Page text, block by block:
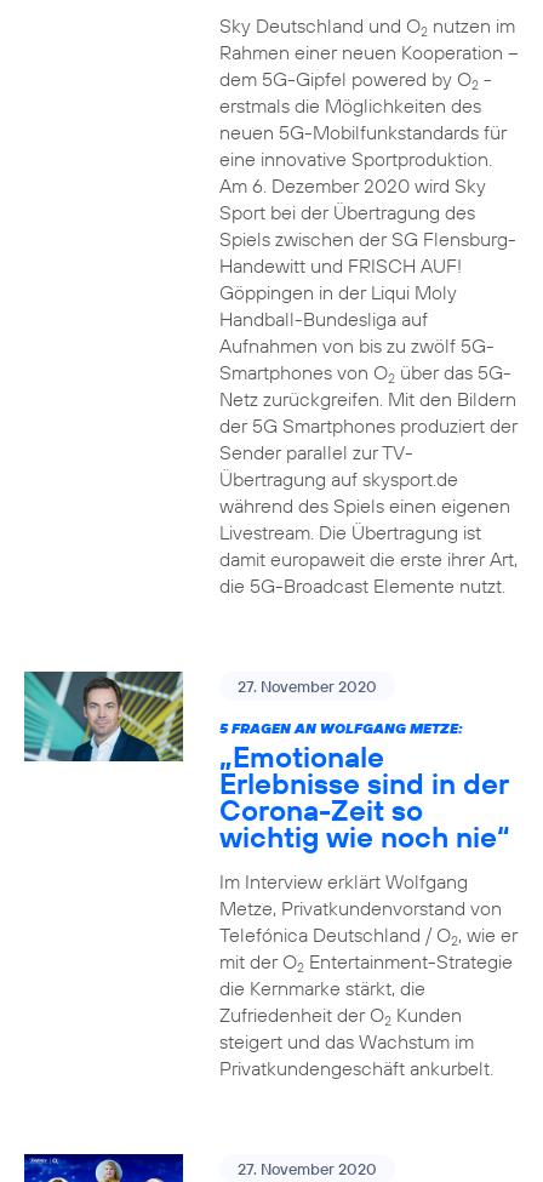
Sky Deutschland und O2nutzen im
Rahmen einer neuen Kooperation –
dem 5G-Gipfel powered by O2-
erstmals die Möglichkeiten des
neuen 5G-Mobilfunkstandards für
eine innovative Sportproduktion.
Am 6. Dezember 2020 wird Sky
Sport bei der Übertragung des
Spiels zwischen der SG Flensburg-
Handewitt und FRISCH AUF!
Göppingen in der Liqui Moly
Handball-Bundesliga auf
Aufnahmen von bis zu zwölf 5G-
Smartphones von O2über das 5G-
Netz zurückgreifen. Mit den Bildern
der 5G Smartphones produziert der
Sender parallel zur TV-
Übertragung auf skysport.de
während des Spiels einen eigenen
Livestream. Die Übertragung ist
damit europaweit die erste ihrer Art,
die 5G-Broadcast Elemente nutzt.
27. November 2020
5 FRAGEN AN WOLFGANG METZE:
„Emotionale
Erlebnisse sind in der
Corona-Zeit so
wichtig wie noch nie“
Im Interview erklärt Wolfgang
Metze, Privatkundenvorstand von
Telefónica Deutschland / O2, wie er
mit der O2Entertainment-Strategie
die Kernmarke stärkt, die
Zufriedenheit der O2Kunden
steigert und das Wachstum im
Privatkundengeschäft ankurbelt.
27. November 2020